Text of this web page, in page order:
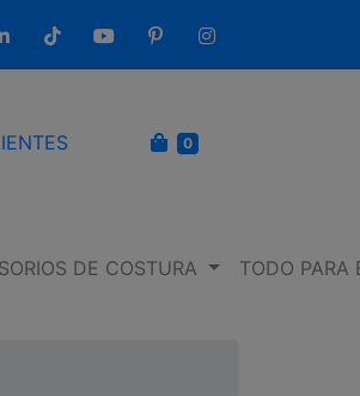
TikTokYouTubePinterestInstagram
CARRITO
0
DE COSTURA TODO PARA